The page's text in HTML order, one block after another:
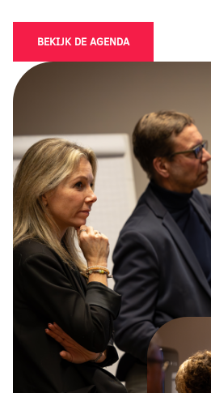
BEKIJK DE AGENDA